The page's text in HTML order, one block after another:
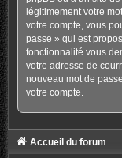
légitimement votre
votre compte, vous
passe » qui est
fonctionnalité vous
votre adresse de
nouveau mot de
votre compte.
Accueil du forum